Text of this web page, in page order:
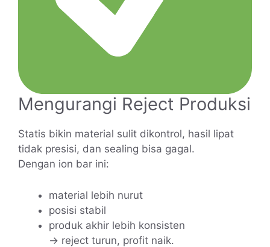
Mengurangi Reject Produksi
Statis bikin material sulit dikontrol, hasil lipat
tidak presisi, dan sealing bisa gagal.
Dengan ion bar ini:
material lebih nurut
posisi stabil
produk akhir lebih konsisten
→ reject turun, profit naik.